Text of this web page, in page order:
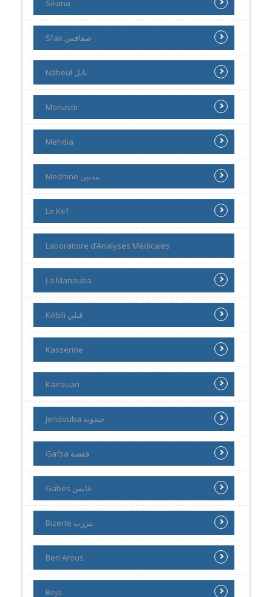
Siliana
Sfax صفاقس
Nabeul نابل
Monastir
Mehdia
Mednine مدنين
Le Kef
Laboratoire d’Analyses Médicales
La Manouba
Kébili ڨبلي
Kasserine
Kairouan
Jendouba جندوبة
Gafsa قفصة
Gabes قابس
Bizerte بنزرت
Ben Arous
Beja